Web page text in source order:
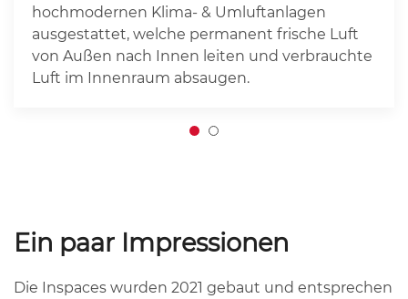
hochmodernen Klima- & Umluftanlagen
ausgestattet, welche permanent frische Luft
von Außen nach Innen leiten und verbrauchte
Luft im Innenraum absaugen.
Ein paar Impressionen
Die Inspaces wurden 2021 gebaut und entsprechen